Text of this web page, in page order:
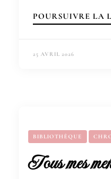
POURSUIVRE LA
25 AVRIL 2026
BIBLIOTHÈQUE
Tous mes